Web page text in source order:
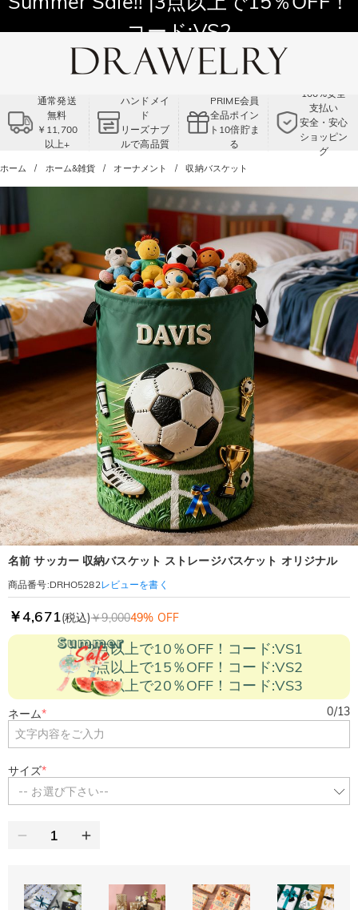
Summer Sale!! |3点以上で15％OFF！
コード:VS2
通常発送
無料
￥11,700
以上+
ハンドメイ
ド
リーズナブ
ルで高品質
PRIME会員
全品ポイン
ト10倍貯ま
る
100%安全
支払い
安全・安心
ショッピン
グ
ホーム ホーム&雑貨 オーナメント 収納バスケット
名前 サッカー 収納バスケット ストレージバスケット オリジナル
商品番号:DRHO5282レビューを書く
￥4,671(税込)￥9,00049% OFF
2点以上で10％OFF！コード:VS1
3点以上で15％OFF！コード:VS2
5点以上で20％OFF！コード:VS3
ネーム* 0/13
サイズ*
-- お選び下さい--